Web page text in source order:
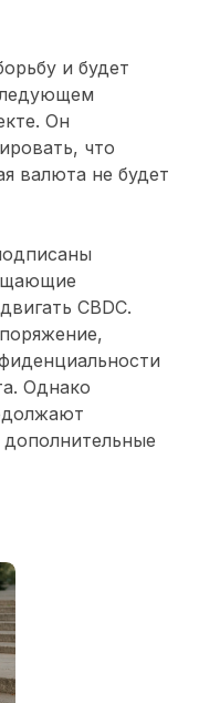
и будет
Он
что
валюта не будет
CBDC.
Однако